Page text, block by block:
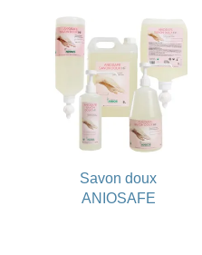
Savon doux
ANIOSAFE